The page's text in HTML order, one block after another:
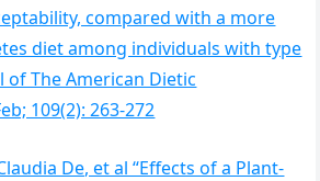
compared with a more
diet among individuals with type
of The American Dietic
109(2): 263-272
De, et al “Effects of a Plant-